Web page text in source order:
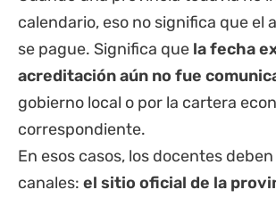
calendario, eso no significa que el
se pague. Significa que la fecha
acreditación aún no fue
gobierno local o por la cartera
correspondiente.
En esos casos, los docentes
canales: el sitio oficial de la